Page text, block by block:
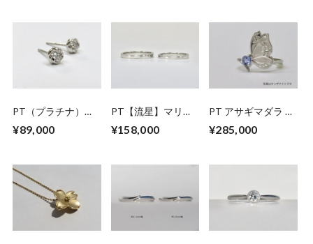
PT（プラチナ）マ
ドピアス
¥89,000
PT【流星】マリッ
P3.0MM
¥158,000
PT アサギマダラ リ
ー】
¥285,000